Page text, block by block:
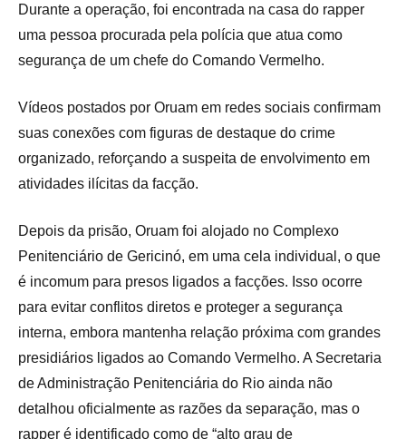
Durante a operação, foi encontrada na casa do rapper
uma pessoa procurada pela polícia que atua como
segurança de um chefe do Comando Vermelho.
Vídeos postados por Oruam em redes sociais confirmam
suas conexões com figuras de destaque do crime
organizado, reforçando a suspeita de envolvimento em
atividades ilícitas da facção.
Depois da prisão, Oruam foi alojado no Complexo
Penitenciário de Gericinó, em uma cela individual, o que
é incomum para presos ligados a facções. Isso ocorre
para evitar conflitos diretos e proteger a segurança
interna, embora mantenha relação próxima com grandes
presidiários ligados ao Comando Vermelho. A Secretaria
de Administração Penitenciária do Rio ainda não
detalhou oficialmente as razões da separação, mas o
rapper é identificado como de “alto grau de